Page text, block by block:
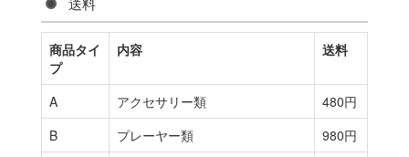
商品タイ
プ
内容 送料
A アクセサリー類
480円
B
プレーヤー類 980円